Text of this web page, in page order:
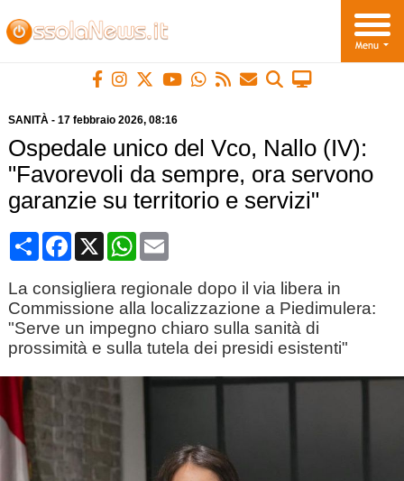
SANITÀ- 17 febbraio 2026, 08:16
Ospedale unico del Vco, Nallo (IV):
"Favorevoli da sempre, ora servono
garanzie su territorio e servizi"
CondividiFacebook
X WhatsApp
Email
La consigliera regionale dopo il via libera in
Commissione alla localizzazione a Piedimulera:
"Serve un impegno chiaro sulla sanità di
prossimità e sulla tutela dei presidi esistenti"